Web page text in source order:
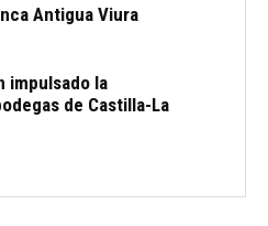
Antigua Viura
impulsado la
de Castilla-La